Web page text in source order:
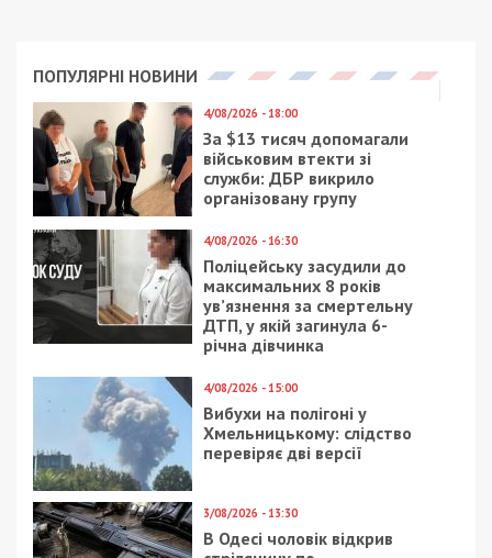
Предыдущая статья:
В Днепре горящие шины пришлось
тушить 19 пожарным
Следующая статья:
В Днепре в очередной раз сообщили о
минировании крупного торгового центра
ГРОШІ